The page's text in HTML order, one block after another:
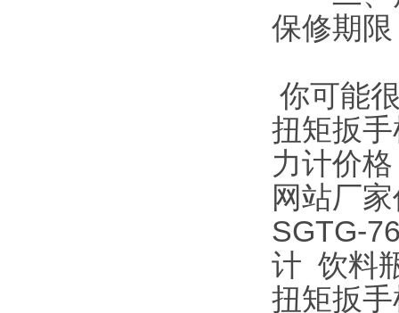
保修期
你可能
扭矩扳
力计价格
网站厂
SGTG-
计 饮料
扭矩扳